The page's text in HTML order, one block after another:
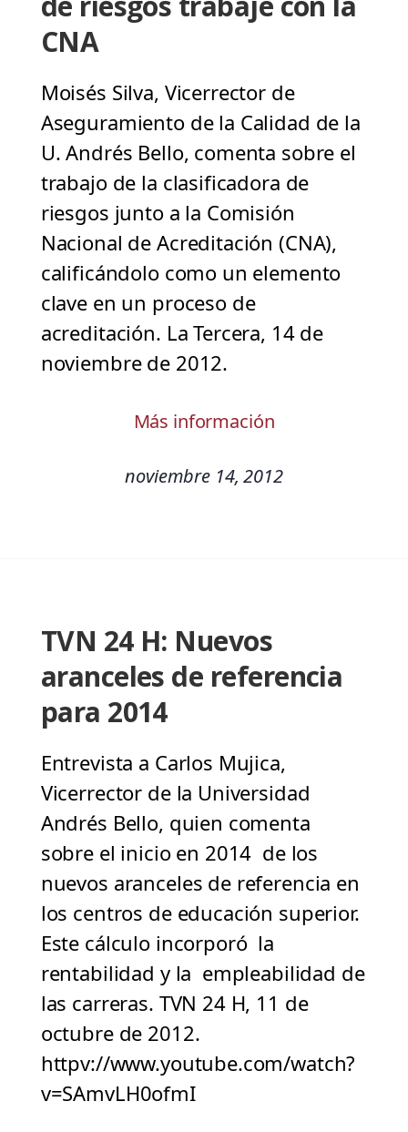
CNA
Moisés Silva, Vicerrector de
Aseguramiento de la Calidad de la
U. Andrés Bello, comenta sobre el
trabajo de la clasificadora de
riesgos junto a la Comisión
Nacional de Acreditación (CNA),
calificándolo como un elemento
clave en un proceso de
acreditación. La Tercera, 14 de
noviembre de 2012.
Más información
noviembre 14, 2012
TVN 24 H: Nuevos
aranceles de referencia
para 2014
Entrevista a Carlos Mujica,
Vicerrector de la Universidad
Andrés Bello, quien comenta
sobre el inicio en 2014 de los
nuevos aranceles de referencia en
los centros de educación superior.
Este cálculo incorporó la
rentabilidad y la empleabilidad de
las carreras. TVN 24 H, 11 de
octubre de 2012.
httpv://www.youtube.com/watch?
v=SAmvLH0ofmI